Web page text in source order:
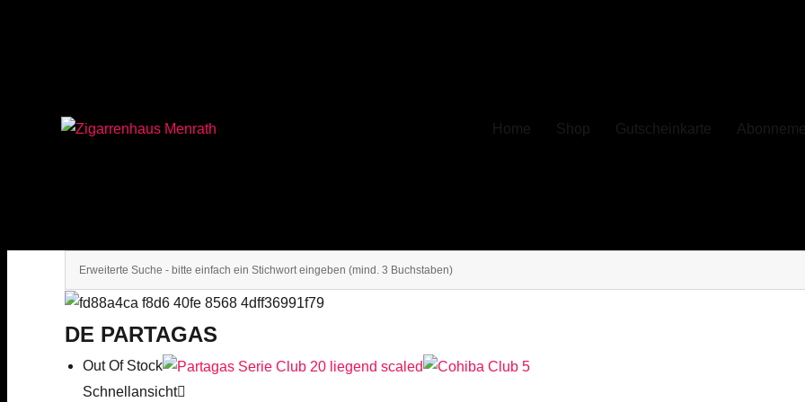
Home Shop Gutscheinkarte
DE PARTAGAS
Out Of Stock
Schnellansicht